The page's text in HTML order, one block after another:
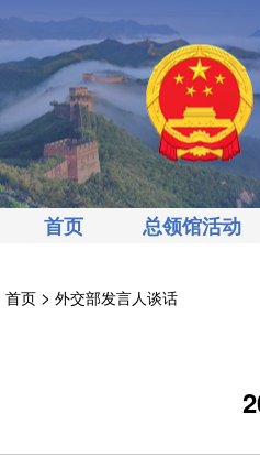
首页 总领馆活动
首页 > 外交部发言人谈话